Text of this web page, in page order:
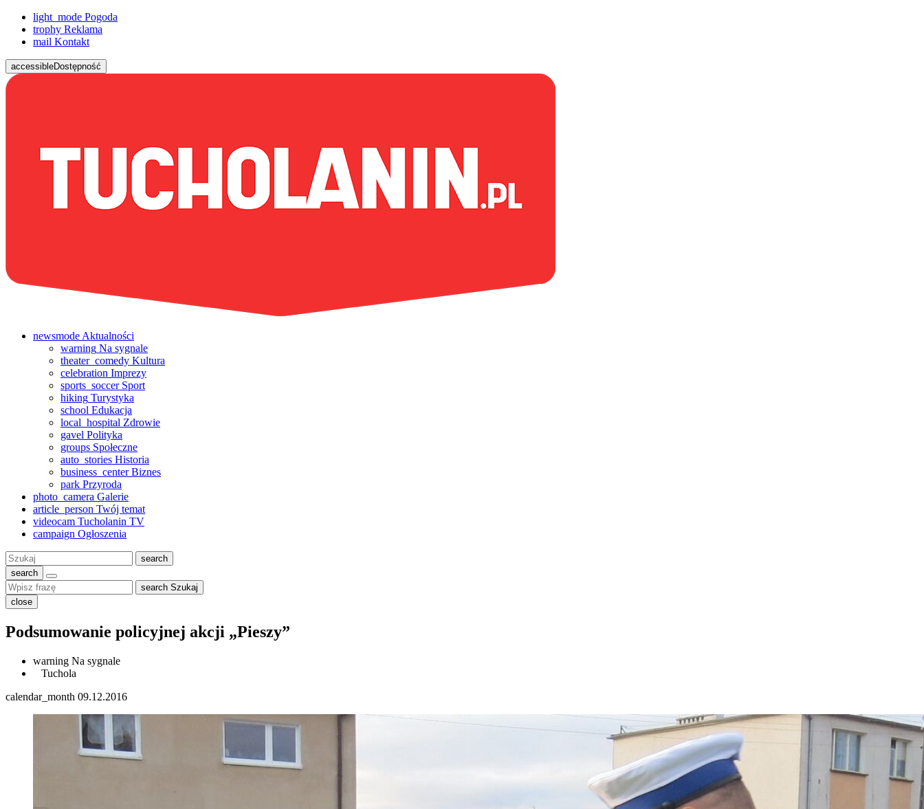
light_mode Pogoda
trophy Reklama
mail Kontakt
accessibleDostępność
newsmode Aktualności
warning Na sygnale
theater_comedy Kultura
celebration Imprezy
sports_soccerSport
hiking Turystyka
school Edukacja
local_hospital Zdrowie
gavel Polityka
groups Społeczne
auto_stories Historia
business_centerBiznes
park Przyroda
photo_camera Galerie
article_person Twój temat
videocam Tucholanin TV
campaign Ogłoszenia
Szukaj:
search
search
search Szukaj
close
Podsumowanie policyjnej akcji „Pieszy”
warning Na sygnale
Tuchola
calendar_month 09.12.2016